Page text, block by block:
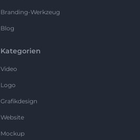
Branding-Werkzeug
Blog
Kategorien
Video
Logo
Grafikdesign
Website
Mockup